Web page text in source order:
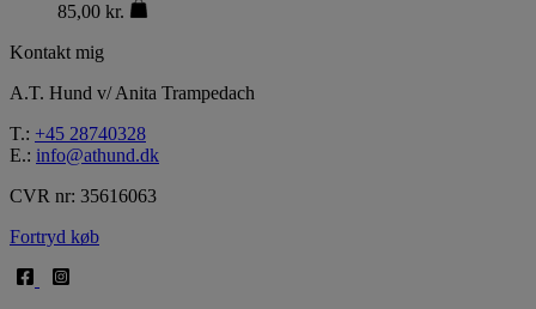
85,00 kr.
Kontakt mig
A.T. Hund v/ Anita Trampedach
T.: +45 28740328
E.: info@athund.dk
CVR nr: 35616063
Fortryd køb